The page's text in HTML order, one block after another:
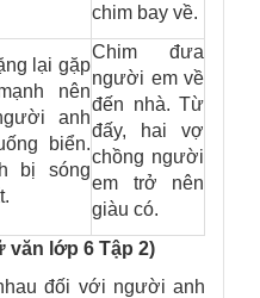
chim bay về.
lại gặp
nên
anh
biển.
bị sóng
Chim đưa
người em về
đến nhà. Từ
đấy, hai vợ
chồng người
em trở nên
giàu có.
văn lớp 6 Tập 2)
đối với người anh